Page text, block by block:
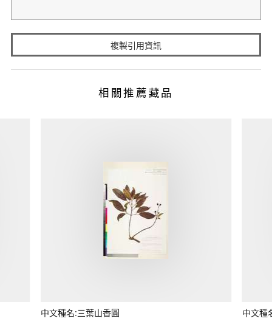
複製引用資訊
相關推薦藏品
中文種名:三葉山香圓 中文種